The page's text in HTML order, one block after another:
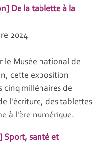
De la tablette à la
2024
le Musée national de
cette exposition
cinq millénaires de
l'écriture, des tablettes
à l'ère numérique.
Sport, santé et